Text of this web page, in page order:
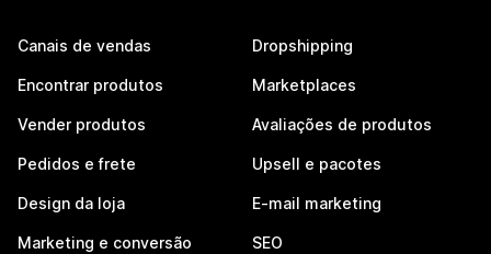
Canais de vendas
Encontrar produtos
Vender produtos
Pedidos e frete
Design da loja
Marketing e conversão
Dropshipping
Marketplaces
Avaliações de produtos
Upsell e pacotes
E-mail marketing
SEO